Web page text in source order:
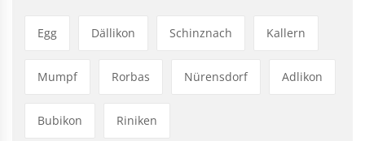
Egg Dällikon Schinznach Kallern
Mumpf Rorbas Nürensdorf Adlikon
Bubikon Riniken